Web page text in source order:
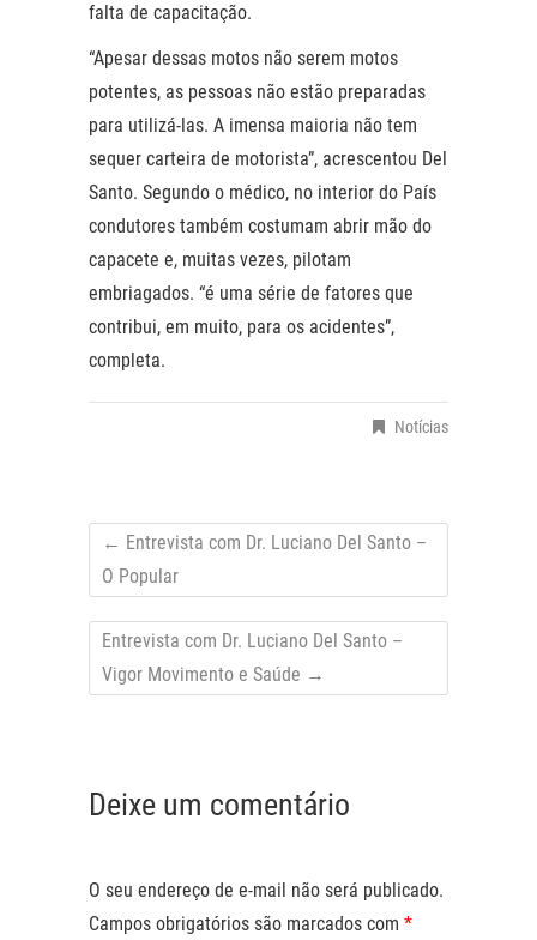
falta de capacitação.
“Apesar dessas motos não serem motos
potentes, as pessoas não estão preparadas
para utilizá-las. A imensa maioria não tem
sequer carteira de motorista”, acrescentou Del
Santo. Segundo o médico, no interior do País
condutores também costumam abrir mão do
capacete e, muitas vezes, pilotam
embriagados. “é uma série de fatores que
contribui, em muito, para os acidentes”,
completa.
Notícias
← Entrevista com Dr. Luciano Del Santo –
O Popular
Entrevista com Dr. Luciano Del Santo –
Vigor Movimento e Saúde →
Deixe um comentário
O seu endereço de e-mail não será publicado.
Campos obrigatórios são marcados com *